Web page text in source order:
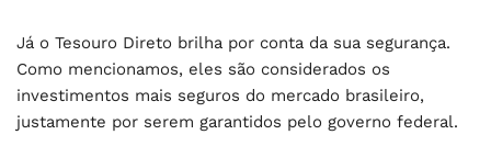
Já o Tesouro Direto brilha por conta da sua segurança.
Como mencionamos, eles são considerados os
investimentos mais seguros do mercado brasileiro,
justamente por serem garantidos pelo governo federal.